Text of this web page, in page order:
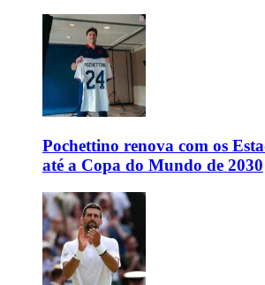
Pochettino renova com os
até a Copa do Mundo de 2030